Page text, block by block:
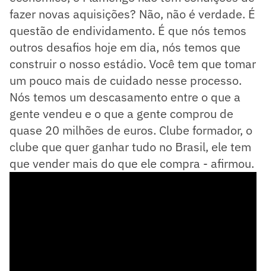
fazer novas aquisições? Não, não é verdade. É
questão de endividamento. É que nós temos
outros desafios hoje em dia, nós temos que
construir o nosso estádio. Você tem que tomar
um pouco mais de cuidado nesse processo.
Nós temos um descasamento entre o que a
gente vendeu e o que a gente comprou de
quase 20 milhões de euros. Clube formador, o
clube que quer ganhar tudo no Brasil, ele tem
que vender mais do que ele compra - afirmou.